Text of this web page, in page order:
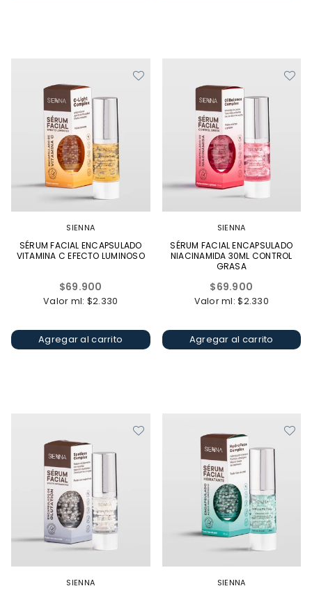
SIENNA
SÉRUM FACIAL ENCAPSULADO
VITAMINA C EFECTO LUMINOSO
Precio
habitual
$69.900
Valor ml: $2.330
Agregar al carrito
SIENNA
SÉRUM FACIAL ENCAPSULADO
NIACINAMIDA 30ML CONTROL
GRASA
Precio
habitual
$69.900
Valor ml: $2.330
Agregar al carrito
SIENNA SIENNA